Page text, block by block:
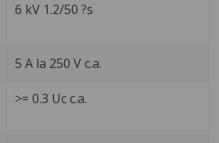
6 kV 1.2/50 ?s
5 A la 250 V c.a.
>= 0.3 Uc c.a.